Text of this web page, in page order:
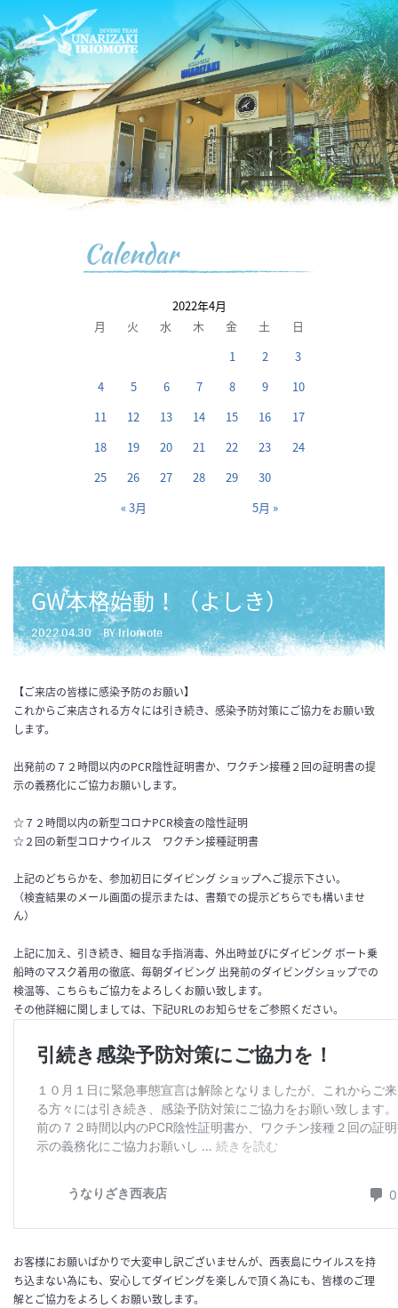
Calendar
2022年4月
月
火 水 木 金 土 日
« 3月 5月 »
1 2
3
4
5 6 7 8 9
10
11
12 13 14 15 16
17
18
19 20 21 22 23
24
25
26 27 28 29 30
GW本格始動！（よしき）
2022.04.30 BY iriomote
【ご来店の皆様に感染予防のお願い】
これからご来店される方々には引き続き、感染予防対策にご協力をお願い致
します。
出発前の７２時間以内のPCR陰性証明書か、ワクチン接種２回の証明書の提
示の義務化にご協力お願いします。
☆７２時間以内の新型コロナPCR検査の陰性証明
☆２回の新型コロナウイルス ワクチン接種証明書
上記のどちらかを、参加初日にダイビング ショップへご提示下さい。
（検査結果のメール画面の提示または、書類での提示どちらでも構いませ
ん）
上記に加え、引き続き、細目な手指消毒、外出時並びにダイビング ボート乗
船時のマスク着用の徹底、毎朝ダイビング 出発前のダイビングショップでの
検温等、こちらもご協力をよろしくお願い致します。
その他詳細に関しましては、下記URLのお知らせをご参照ください。
お客様にお願いばかりで大変申し訳ございませんが、西表島にウイルスを持
ち込まない為にも、安心してダイビングを楽しんで頂く為にも、皆様のご理
解とご協力をよろしくお願い致します。